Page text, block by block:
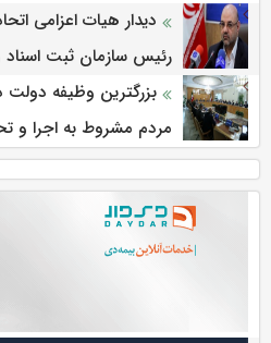
دیدار هیات اعزامی
رئیس سازمان ثبت اسناد
بزرگترین وظیفه دولت
مردم مشروط به اجرا